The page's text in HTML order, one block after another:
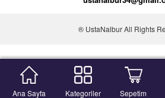
® UstaNalbur All Rights
Ana Sayfa Kategoriler Sepetim